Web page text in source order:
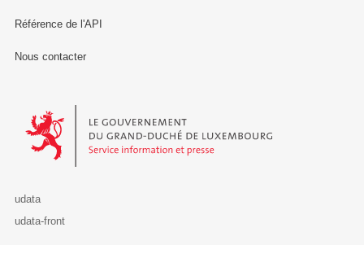
Référence de l'API
Nous contacter
Le Gouvernement du Grand-Duché de Luxembourg - Service
udata
udata-front